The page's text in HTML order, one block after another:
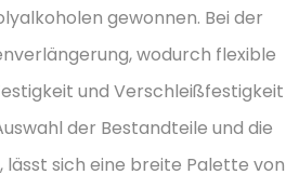
gewonnen. Bei der
wodurch flexible
und Verschleißfestigkeit
der Bestandteile und die
sich eine breite Palette von